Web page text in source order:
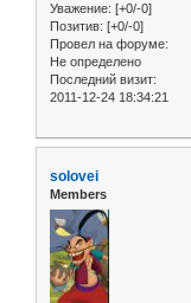
Уважение: [+0/-0]
Позитив: [+0/-0]
Провел на форуме:
Не определено
Последний визит:
2011-12-24 18:34:21
solovei
Members